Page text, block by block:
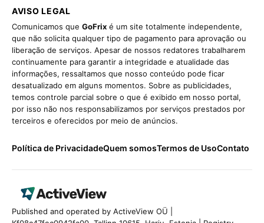
AVISO LEGAL
Comunicamos que GoFrix é um site totalmente independente,
que não solicita qualquer tipo de pagamento para aprovação ou
liberação de serviços. Apesar de nossos redatores trabalharem
continuamente para garantir a integridade e atualidade das
informações, ressaltamos que nosso conteúdo pode ficar
desatualizado em alguns momentos. Sobre as publicidades,
temos controle parcial sobre o que é exibido em nosso portal,
por isso não nos responsabilizamos por serviços prestados por
terceiros e oferecidos por meio de anúncios.
Política de PrivacidadeQuem somosTermos de UsoContato
Published and operated by ActiveView OÜ |